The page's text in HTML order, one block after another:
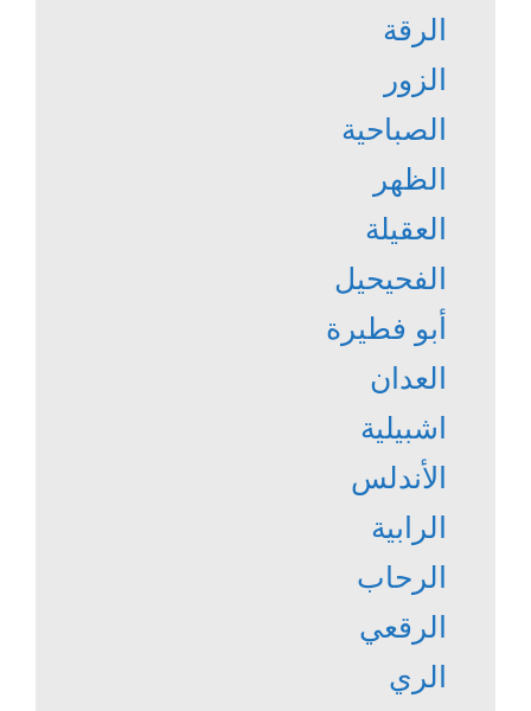
الرقة
الزور
الصباحية
الظهر
العقيلة
الفحيحيل
أبو فطيرة
العدان
اشبيلية
الأندلس
الرابية
الرحاب
الرقعي
الري